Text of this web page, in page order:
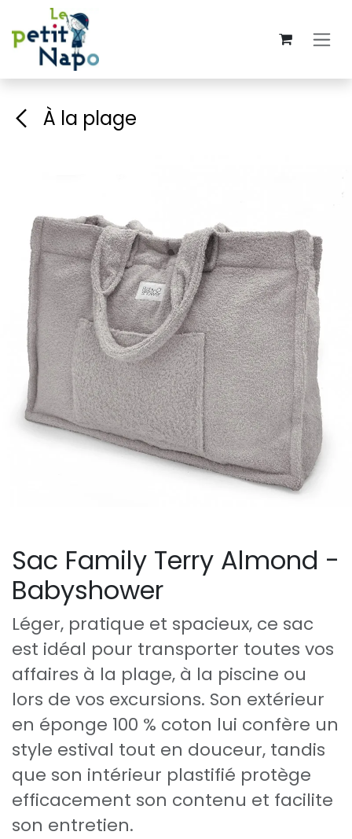
Se rendre au contenu
À la plage
Sac Family Terry Almond -
Babyshower
Léger, pratique et spacieux, ce sac
est idéal pour transporter toutes vos
affaires à la plage, à la piscine ou
lors de vos excursions. Son extérieur
en éponge 100 % coton lui confère un
style estival tout en douceur, tandis
que son intérieur plastifié protège
efficacement son contenu et facilite
son entretien.